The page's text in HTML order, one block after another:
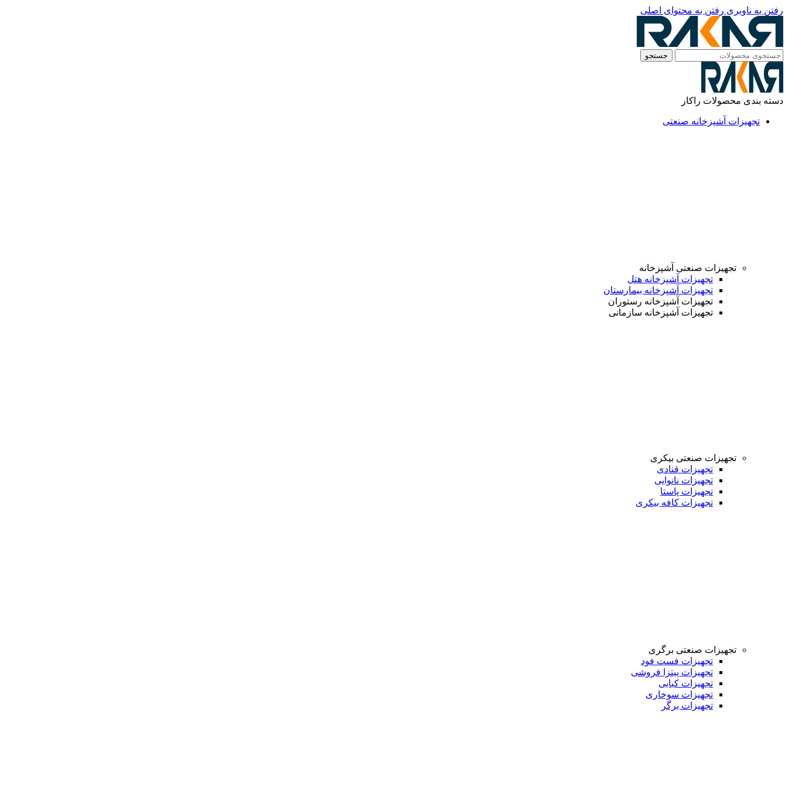
رفتن به ناوبری رفتن به محتوای اصلی
جستجو
دسته بندی محصولات راکار
تجهیزات آشپزخانه صنعتی
تجهیزات صنعتی آشپزخانه
تجهیزات آشپزخانه هتل
تجهیزات آشپزخانه بیمارستان
تجهیزات آشپزخانه رستوران
تجهیزات آشپزخانه سازمانی
تجهیزات صنعتی بیکری
تجهیزات قنادی
تجهیزات نانوایی
تجهیزات پاستا
تجهیزات کافه بیکری
تجهیزات صنعتی برگری
تجهیزات فست فود
تجهیزات پیتزا فروشی
تجهیزات کبابی
تجهیزات سوخاری
تجهیزات برگر